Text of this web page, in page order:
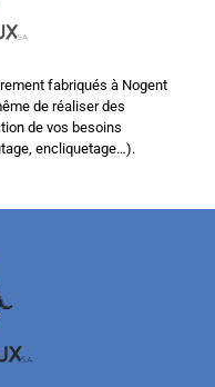
fabriqués à Nogent
de réaliser des
de vos besoins
encliquetage…).